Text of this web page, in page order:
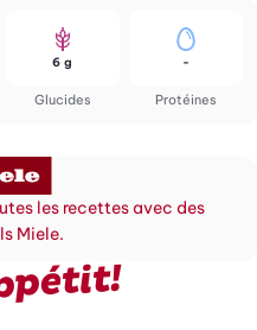
Glucides
6 g
Protéines
-
les recettes avec des
Miele.